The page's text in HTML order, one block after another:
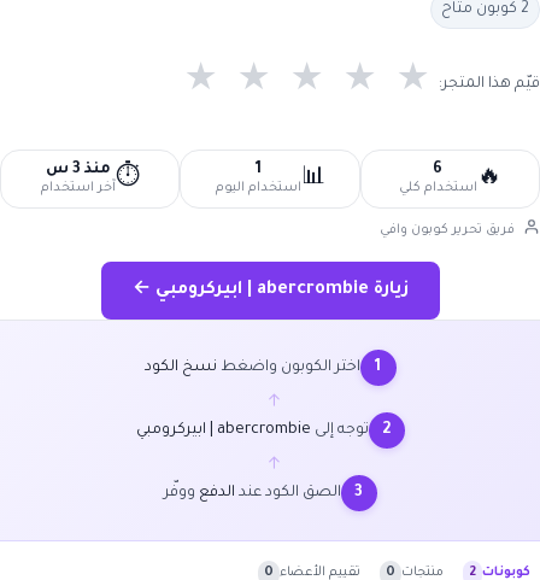
2 كوبون متاح
قيّم هذا المتجر: ★ ★ ★ ★ ★
🔥
6
استخدام كلي 📊
1
استخدام اليوم ⏱️ منذ 3 س
آخر استخدام
فريق تحرير كوبون وافي
زيارة abercrombie | ابيركرومبي ←
1 اختر الكوبون واضغط نسخ الكود
←
2 توجه إلى abercrombie | ابيركرومبي
←
3 الصق الكود عند الدفع ووفّر
كوبونات 2 منتجات 0 تقييم الأعضاء 0